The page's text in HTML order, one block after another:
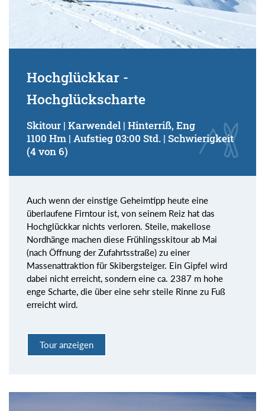
Hochglückkar -
Hochglückscharte
Skitour | Karwendel | Hinterriß, Eng
1100 Hm | Aufstieg 03:00 Std. | Schwierigkeit
(4 von 6)
Auch wenn der einstige Geheimtipp heute eine
überlaufene Firntour ist, von seinem Reiz hat das
Hochglückkar nichts verloren. Steile, makellose
Nordhänge machen diese Frühlingsskitour ab Mai
(nach Öffnung der Zufahrtsstraße) zu einer
Massenattraktion für Skibergsteiger. Ein Gipfel wird
dabei nicht erreicht, sondern eine ca. 2387 m hohe
enge Scharte, die über eine sehr steile Rinne zu Fuß
erreicht wird.
Tour anzeigen